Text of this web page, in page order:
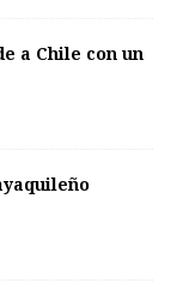
a Chile con un